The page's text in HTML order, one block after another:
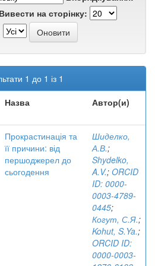
Вивести на сторінку:
1 до 1 із 1
Назва Автор(и)
Прокрастинація та
її причини: від
першоджерел до
сьогодення
Шиделко,
А.В.;
Shydelko,
A.V.; ORCID
ID: 0000-
0003-4789-
0445;
Когут, С.Я.;
Kohut, S.Ya.;
ORCID ID:
0000-0003-